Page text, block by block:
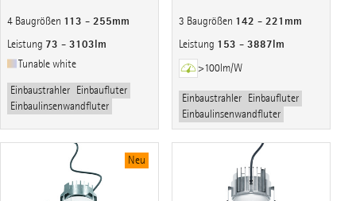
4 Baugrößen 113 - 255mm
Leistung 73 - 3103lm
Tunable white
Einbaustrahler Einbaufluter
Einbaulinsenwandfluter
3 Baugrößen 142 - 221mm
Leistung 153 - 3887lm
>100lm/W
Einbaustrahler Einbaufluter
Einbaulinsenwandfluter
Neu